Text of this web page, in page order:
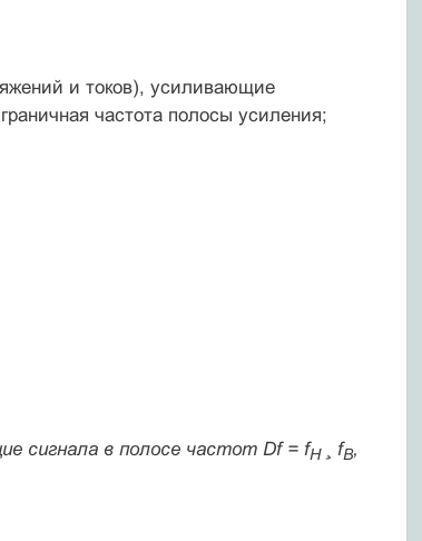
и токов), усиливающие
частота полосы усиления;
сигнала в полосе частот Df = fН ¸ fB,